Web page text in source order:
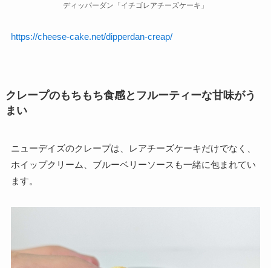
ディッパーダン「イチゴレアチーズケーキ」
https://cheese-cake.net/dipperdan-creap/
クレープのもちもち食感とフルーティーな甘味がう
まい
ニューデイズのクレープは、レアチーズケーキだけでなく、
ホイップクリーム、ブルーベリーソースも一緒に包まれてい
ます。